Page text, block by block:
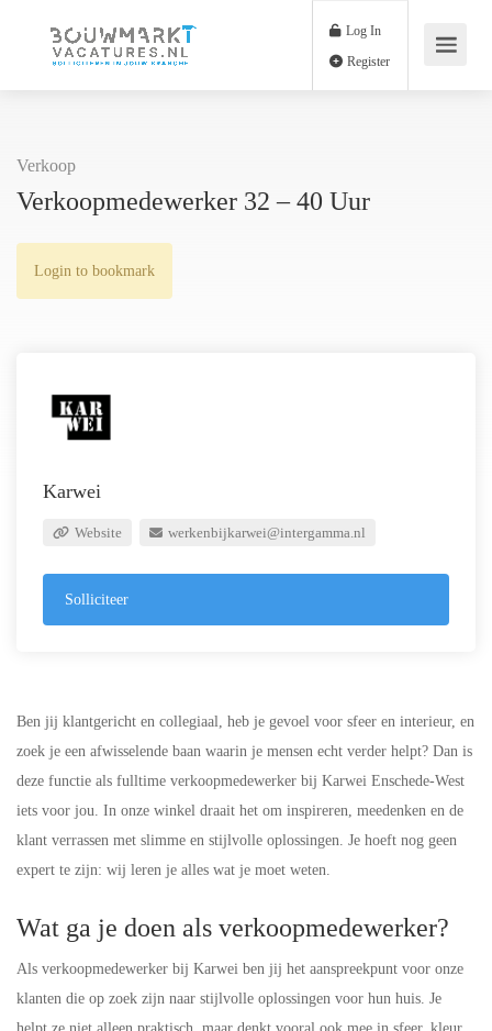
Log In
Verkoop
Verkoopmedewerker 32 – 40 Uur
Login to bookmark
Karwei
Website werkenbijkarwei@intergamma.nl
Solliciteer
Ben jij klantgericht en collegiaal, heb je gevoel voor sfeer en interieur, en
zoek je een afwisselende baan waarin je mensen echt verder helpt? Dan is
deze functie als fulltime verkoopmedewerker bij Karwei Enschede-West
iets voor jou. In onze winkel draait het om inspireren, meedenken en de
klant verrassen met slimme en stijlvolle oplossingen. Je hoeft nog geen
expert te zijn: wij leren je alles wat je moet weten.
Wat ga je doen als verkoopmedewerker?
Als verkoopmedewerker bij Karwei ben jij het aanspreekpunt voor onze
klanten die op zoek zijn naar stijlvolle oplossingen voor hun huis. Je